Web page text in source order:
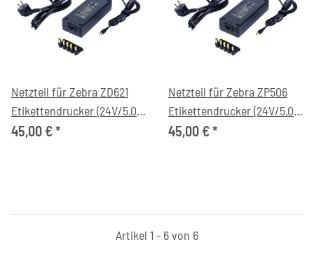
Netzteil für Zebra ZD621
Etikettendrucker (24V/5.0A,
C6)
45,00 €*
Netzteil für Zebra ZP506
Etikettendrucker (24V/5.0A,
C6)
45,00 €*
Artikel 1 - 6 von 6